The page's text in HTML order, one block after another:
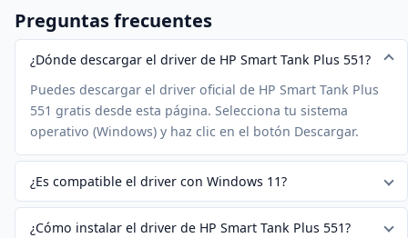
Preguntas frecuentes
¿Dónde descargar el driver de HP Smart Tank Plus 551?
Puedes descargar el driver oficial de HP Smart Tank Plus
551 gratis desde esta página. Selecciona tu sistema
operativo (Windows) y haz clic en el botón Descargar.
¿Es compatible el driver con Windows 11?
¿Cómo instalar el driver de HP Smart Tank Plus 551?